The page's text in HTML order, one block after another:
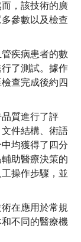
，該技術的廣
參數以及檢查
疾病患者的數
了測試。據作
查完成後約四
質進行了評
件結構、術語
均獲得了四分
助醫療決策的
操作步驟，並
在應用於常規
不同的醫療機